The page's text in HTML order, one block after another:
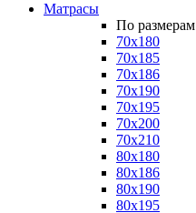
Матрасы
По размерам
70x180
70x185
70x186
70x190
70x195
70x200
70x210
80x180
80x186
80x190
80x195